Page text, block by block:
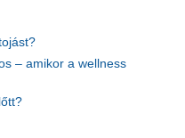
– amikor a wellness